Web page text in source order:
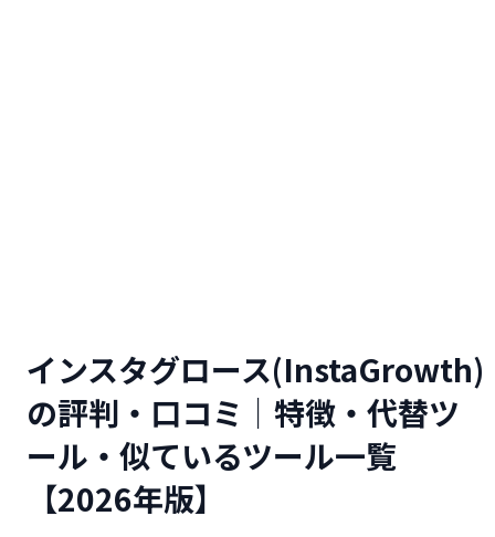
インスタグロース(InstaGrowth)
の評判・口コミ｜特徴・代替ツ
ール・似ているツール一覧
【2026年版】